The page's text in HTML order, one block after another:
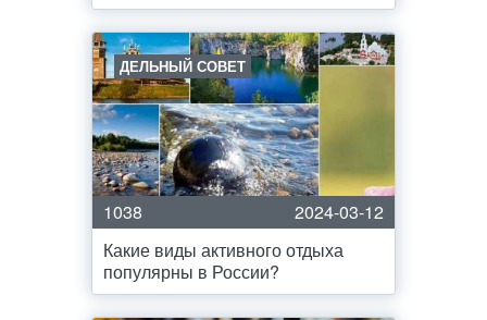
ДЕЛЬНЫЙ СОВЕТ
1038
2024-03-12
Какие виды активного отдыха
популярны в России?